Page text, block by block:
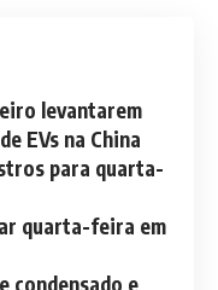
levantarem
EVs na China
para quarta-
quarta-feira em
condensado e